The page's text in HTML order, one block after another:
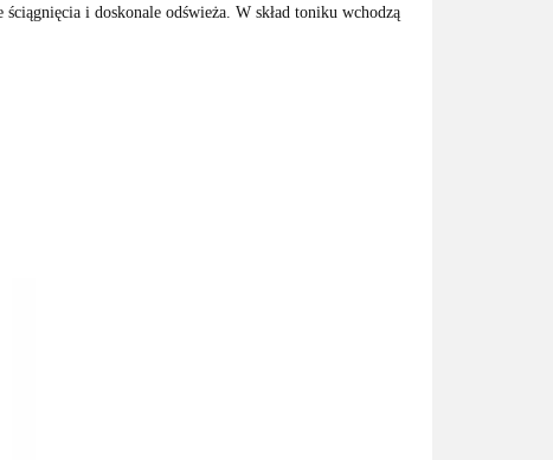
i doskonale odświeża. W skład toniku wchodzą